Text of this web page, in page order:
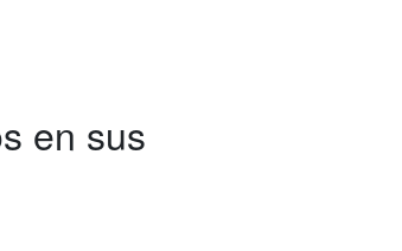
en sus